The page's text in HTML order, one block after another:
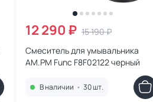
12 290 ₽ 15 190 ₽
Смеситель для умывальника
AM.PM Func F8F02122 черный
В наличии • 30 шт.